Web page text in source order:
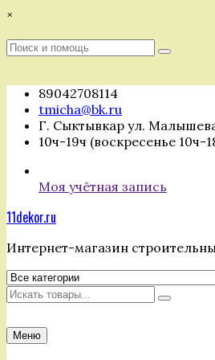
Перейти
содержимому
×
Поиск
Поиск
89042708114
tmicha@bk.ru
Г. Сыктывкар ул.
10ч-19ч (воскресенье 10ч-
Моя учётная запись
11dekor.ru
Интернет-магазин
Искать
Меню